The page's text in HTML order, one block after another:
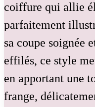
coiffure qui allie
parfaitement
sa coupe soignée
effilés, ce style
en apportant une
frange,